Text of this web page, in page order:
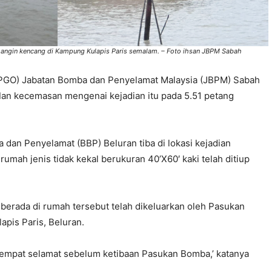
kencang di Kampung Kulapis Paris semalam. – Foto ihsan JBPM Sabah
Jabatan Bomba dan Penyelamat Malaysia (JBPM) Sabah
kecemasan mengenai kejadian itu pada 5.51 petang
dan Penyelamat (BBP) Beluran tiba di lokasi kejadian
jenis tidak kekal berukuran 40’X60′ kaki telah ditiup
di rumah tersebut telah dikeluarkan oleh Pasukan
Paris, Beluran.
selamat sebelum ketibaan Pasukan Bomba,’ katanya